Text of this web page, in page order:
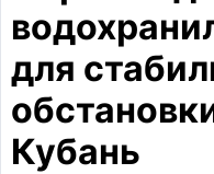
для
Кубань